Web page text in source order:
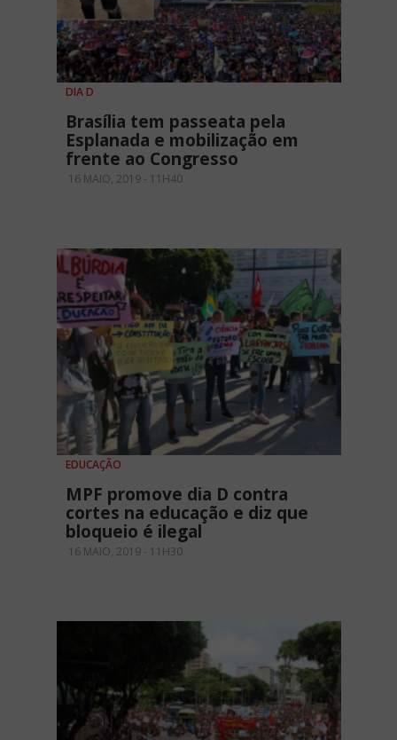
DIA D
Brasília tem passeata pela
Esplanada e mobilização em
frente ao Congresso
16 MAIO, 2019 - 11H40
EDUCAÇÃO
MPF promove dia D contra
cortes na educação e diz que
bloqueio é ilegal
16 MAIO, 2019 - 11H30